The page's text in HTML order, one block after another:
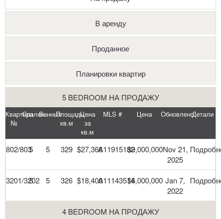
В аренду
Проданное
Планировки квартир
5 BEDROOM НА ПРОДАЖУ
Квартира
№
СпаленВанныхПлощадь
кв.м
Цена
за
кв.м
MLS # Цена ОбновленоДетали
802/8035 5 329 $27,366A11915182$9,000,000Nov 21,
2025
3201/3202
5 5 326 $18,400A11143514$6,000,000 Jan 7,
2022
4 BEDROOM НА ПРОДАЖУ